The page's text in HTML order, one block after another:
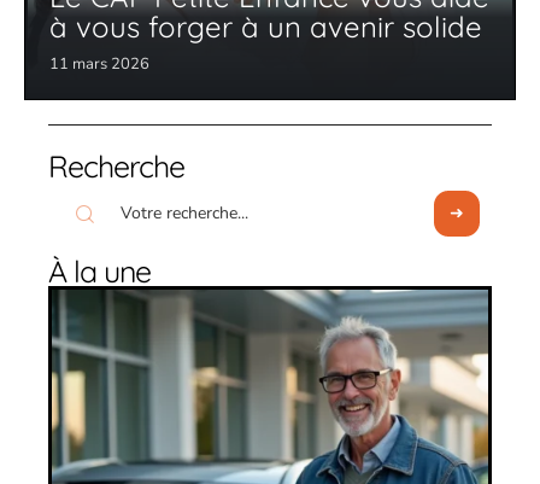
à vous forger à un avenir solide
11 mars 2026
Recherche
À la une